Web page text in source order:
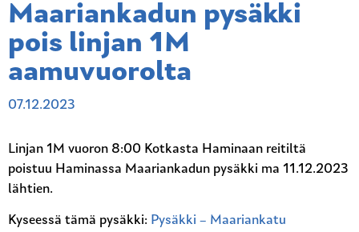
Maariankadun pysäkki
pois linjan 1M
aamuvuorolta
07.12.2023
Linjan 1M vuoron 8:00 Kotkasta Haminaan reitiltä
poistuu Haminassa Maariankadun pysäkki ma 11.12.2023
lähtien.
Kyseessä tämä pysäkki: Pysäkki – Maariankatu